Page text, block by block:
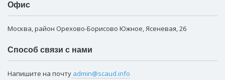
Офис
Москва, район Орехово-Борисово Южное, Ясеневая, 26
Способ связи с нами
Напишите на почту admin@scaud.info